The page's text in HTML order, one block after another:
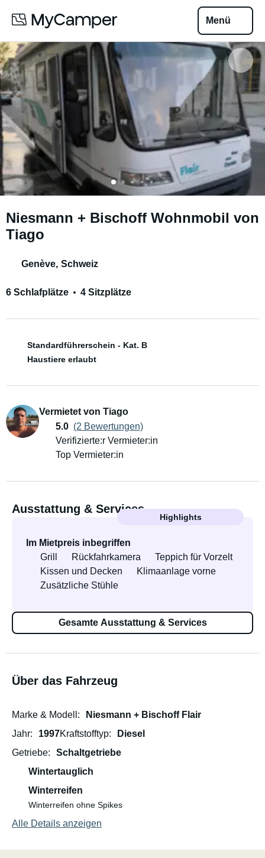
Menü
Niesmann + Bischoff Wohnmobil von
Tiago
Genève, Schweiz
6 Schlafplätze 4 Sitzplätze
Standardführerschein - Kat. B
Haustiere erlaubt
Vermietet von Tiago
5.0 (2 Bewertungen)
Verifizierte:r Vermieter:in
Top Vermieter:in
Ausstattung & Services
Highlights
Im Mietpreis inbegriffen
Grill
Rückfahrkamera
Teppich für Vorzelt
Kissen und Decken
Klimaanlage vorne
Zusätzliche Stühle
Gesamte Ausstattung & Services
Über das Fahrzeug
Marke & Modell
Niesmann + Bischoff Flair
Jahr
1997Kraftstofftyp
Diesel
Getriebe
Schaltgetriebe
Wintertauglich
Winterreifen
Winterreifen ohne Spikes
Alle Details anzeigen